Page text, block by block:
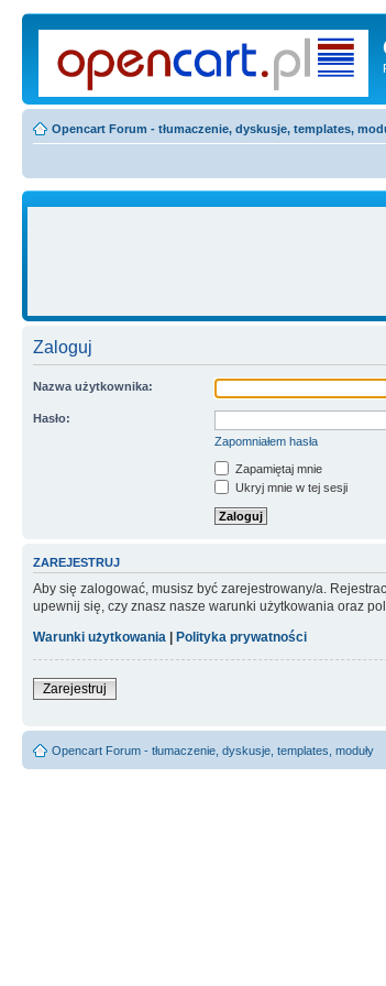
Opencart Forum - tłumaczenie, dyskusje, templates,
Zaloguj
Nazwa użytkownika:
Hasło:
Zapomniałem hasła
Zapamiętaj mnie
Ukryj mnie w tej sesji
ZAREJESTRUJ
Aby się zalogować, musisz być zarejestrowany/a.
upewnij się, czy znasz nasze warunki użytkowania oraz
Warunki użytkowania | Polityka prywatności
Zarejestruj
Opencart Forum - tłumaczenie, dyskusje, templates, moduły